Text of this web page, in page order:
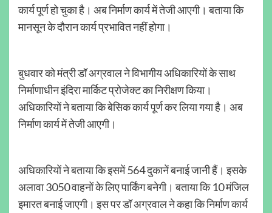
कार्य पूर्ण हो चुका है। अब निर्माण कार्य में तेजी आएगी। बताया कि
मानसून के दौरान कार्य प्रभावित नहीं होगा।
बुधवार को मंत्री डॉ अग्रवाल ने विभागीय अधिकारियों के साथ
निर्माणाधीन इंदिरा मार्किट प्रोजेक्ट का निरीक्षण किया।
अधिकारियों ने बताया कि बेसिक कार्य पूर्ण कर लिया गया है। अब
निर्माण कार्य में तेजी आएगी।
अधिकारियों ने बताया कि इसमें 564 दुकानें बनाई जानी हैं। इसके
अलावा 3050 वाहनों के लिए पार्किंग बनेगी। बताया कि 10 मंजिल
इमारत बनाई जाएगी। इस पर डॉ अग्रवाल ने कहा कि निर्माण कार्य